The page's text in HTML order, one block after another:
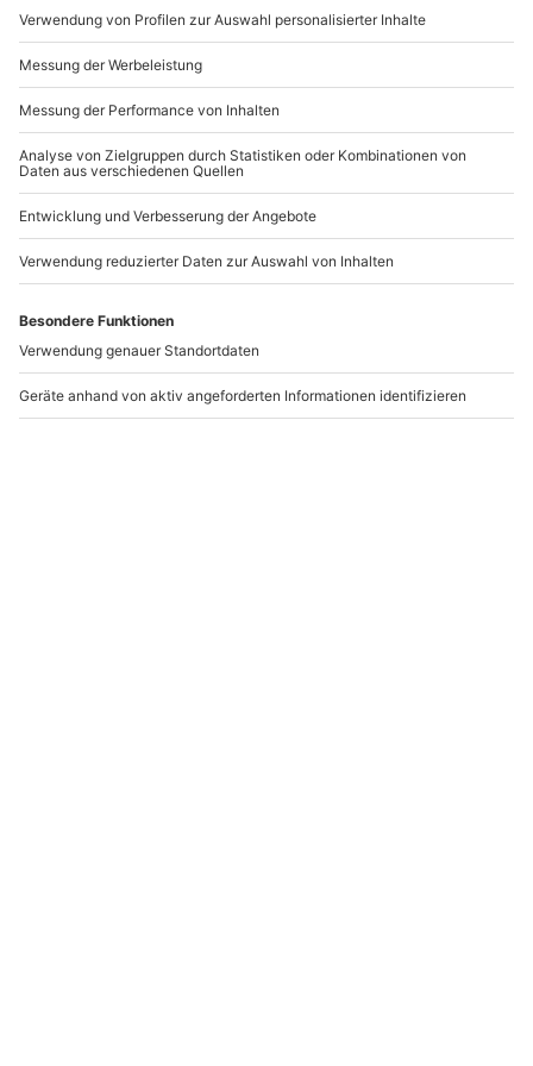
Artikelnummer:30513
Andere Produkte entdecken
-15% CLUB DEAL
Show Bad Tölz
-15% CLUB DEAL
München